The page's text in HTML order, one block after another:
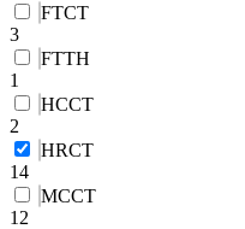
FTCT
3
FTTH
1
HCCT
2
HRCT
14
MCCT
12